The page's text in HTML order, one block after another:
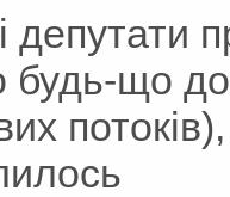
депутати
будь-що